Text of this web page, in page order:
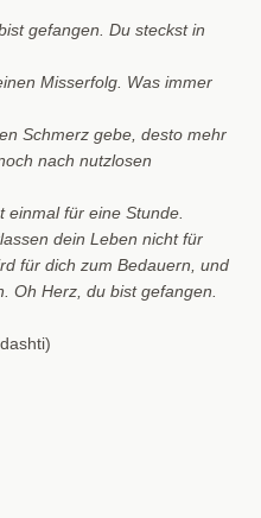
gefangen. Du steckst in
Misserfolg. Was immer
Schmerz gebe, desto mehr
nach nutzlosen
einmal für eine Stunde.
dein Leben nicht für
für dich zum Bedauern, und
Oh Herz, du bist gefangen.